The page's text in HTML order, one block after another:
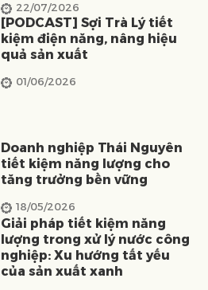
22/07/2026
[PODCAST] Sợi Trà Lý tiết
kiệm điện năng, nâng hiệu
quả sản xuất
01/06/2026
Doanh nghiệp Thái Nguyên
tiết kiệm năng lượng cho
tăng trưởng bền vững
18/05/2026
Giải pháp tiết kiệm năng
lượng trong xử lý nước công
nghiệp: Xu hướng tất yếu
của sản xuất xanh